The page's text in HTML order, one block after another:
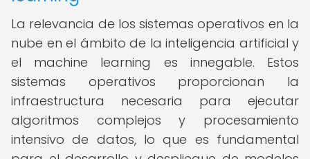
La relevancia de los sistemas operativos en la
nube en el ámbito de la inteligencia artificial y
el machine learning es innegable. Estos
sistemas operativos proporcionan la
infraestructura necesaria para ejecutar
algoritmos complejos y procesamiento
intensivo de datos, lo que es fundamental